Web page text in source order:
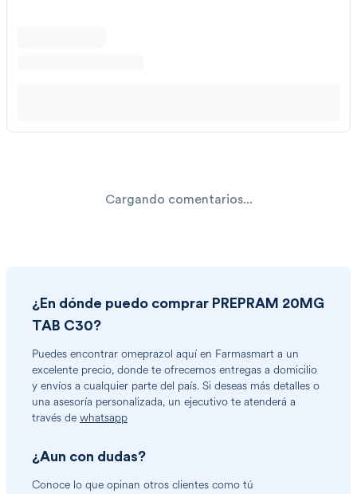
Cargando comentarios...
¿En dónde puedo comprar PREPRAM 20MG
TAB C30?
Puedes encontrar omeprazol aquí en Farmasmart a un
excelente precio, donde te ofrecemos entregas a domicilio
y envíos a cualquier parte del país. Si deseas más detalles o
una asesoría personalizada, un ejecutivo te atenderá a
través de whatsapp
¿Aun con dudas?
Conoce lo que opinan otros clientes como tú